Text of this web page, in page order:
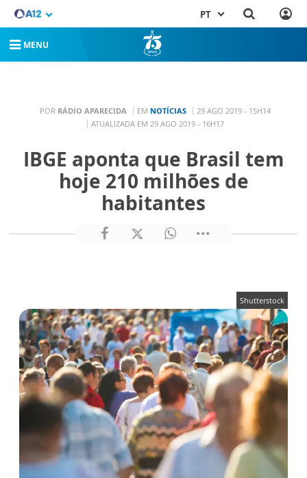
PT
MENU
POR RÁDIO APARECIDA EM NOTÍCIAS
29 AGO 2019 - 15H14
ATUALIZADA EM 29 AGO 2019 - 16H17
IBGE aponta que Brasil tem
hoje 210 milhões de
habitantes
Shutterstock